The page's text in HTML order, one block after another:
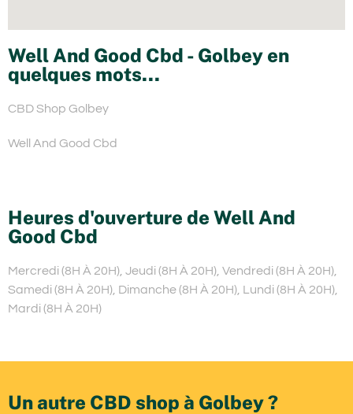
Well And Good Cbd - Golbey en
quelques mots...
CBD Shop Golbey
Well And Good Cbd
Heures d'ouverture de Well And
Good Cbd
Mercredi (8H À 20H), Jeudi (8H À 20H), Vendredi (8H À 20H),
Samedi (8H À 20H), Dimanche (8H À 20H), Lundi (8H À 20H),
Mardi (8H À 20H)
Un autre CBD shop à Golbey ?